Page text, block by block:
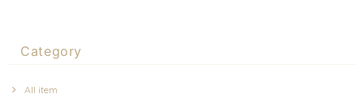
Category
All item